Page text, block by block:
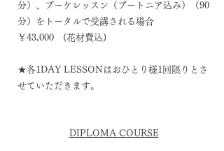
分）、ブーケレッスン（ブートニア込み）（90
分）をトータルで受講される場合
￥43,000 (花材費込)
★各1DAY LESSONはおひとり様1回限りとさ
せていただきます。
DIPLOMA COURSE